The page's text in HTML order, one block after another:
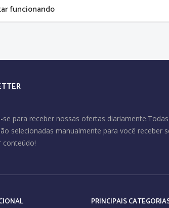
funcionando
se para receber nossas ofertas
selecionadas manualmente para você receber
conteúdo!
PRINCIPAIS